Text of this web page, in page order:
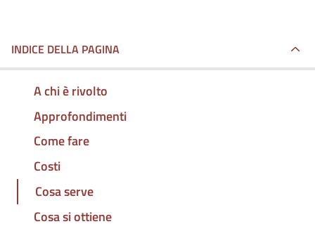
INDICE DELLA PAGINA
A chi è rivolto
Approfondimenti
Come fare
Costi
Cosa serve
Cosa si ottiene